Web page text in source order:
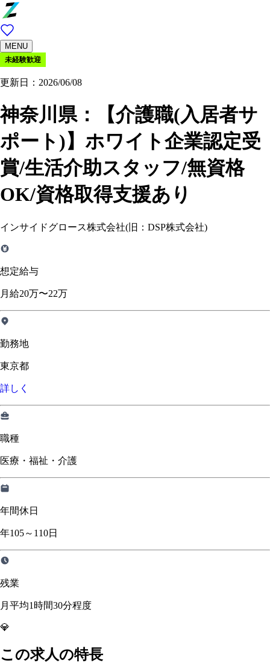
MENU
未経験歓迎
更新日：2026/06/08
神奈川県：
【介護職(入居者サ
ポート)】ホワイト企業認定受
賞/生活介助スタッフ/無資格
OK/資格取得支援あり
インサイドグロース株式会社(旧：DSP株式会社)
想定給与
月給20万〜22万
勤務地
東京都
詳しく
職種
医療・福祉・介護
年間休日
年105～110日
残業
月平均1時間30分程度
💎
この求人の特長